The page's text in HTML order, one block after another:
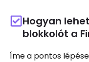
Hogyan
blokkolót a
Íme a pontos